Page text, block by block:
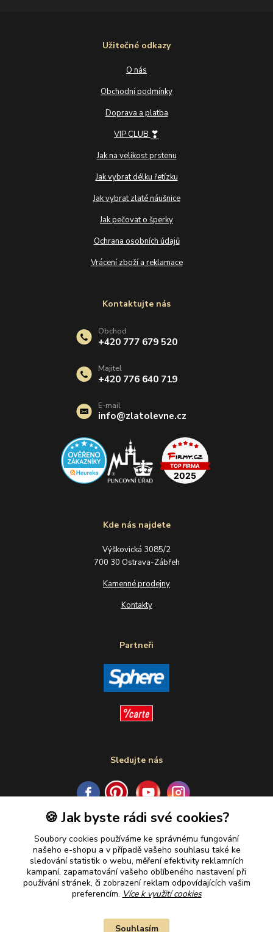
Užitečné odkazy
O nás
Obchodní podmínky
Doprava a platba
VIP CLUB ❣
Jak na velikost prstenu
Jak vybrat délku řetízku
Jak vybrat zlaté náušnice
Jak pečovat o šperky
Ochrana osobních údajů
Vrácení zboží a reklamace
Kde nás najdete
Výškovická 3085/2
700 30 Ostrava-Zábřeh
Kamenné prodejny
Kontakty
Partneři
Sledujte nás
Plaťte u nás bezpečně
Kontaktujte nás
Obchod
+420 777 679 520
Majitel
+420 776 640 719
E-mail
info@zlatolevne.cz
🍪 Jak byste rádi své cookies?
Soubory cookies používáme ke správnému fungování
našeho e-shopu a v případě vašeho souhlasu také ke
sledování statistik o webu, měření efektivity reklamních
kampaní, zapamatování vašeho oblíbeného nastavení při
používání stránek, či zobrazení reklam odpovídajících vašim
preferencím. Více k využití cookies
Souhlasím